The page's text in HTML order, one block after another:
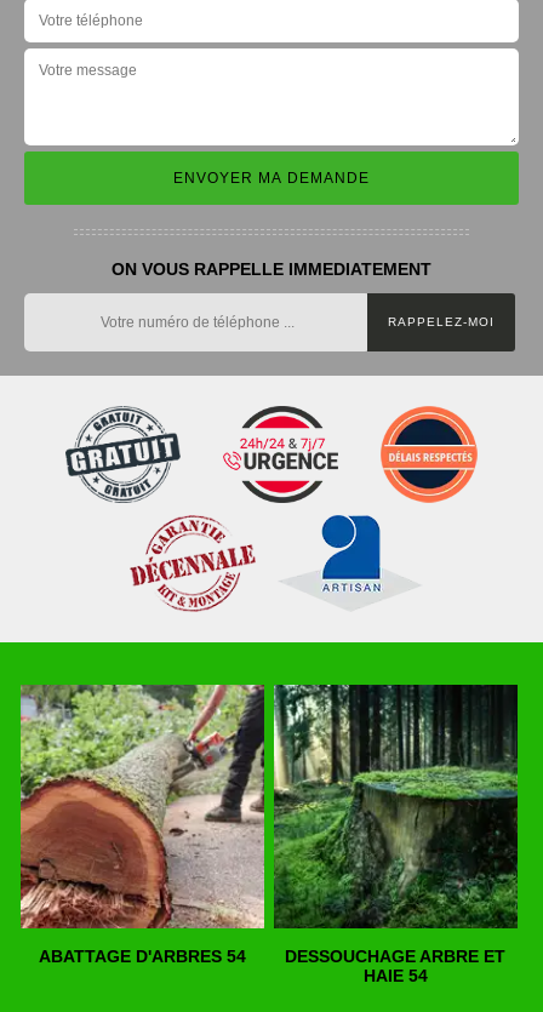
ON VOUS RAPPELLE IMMEDIATEMENT
ABATTAGE D'ARBRES 54
DESSOUCHAGE ARBRE ET
HAIE 54